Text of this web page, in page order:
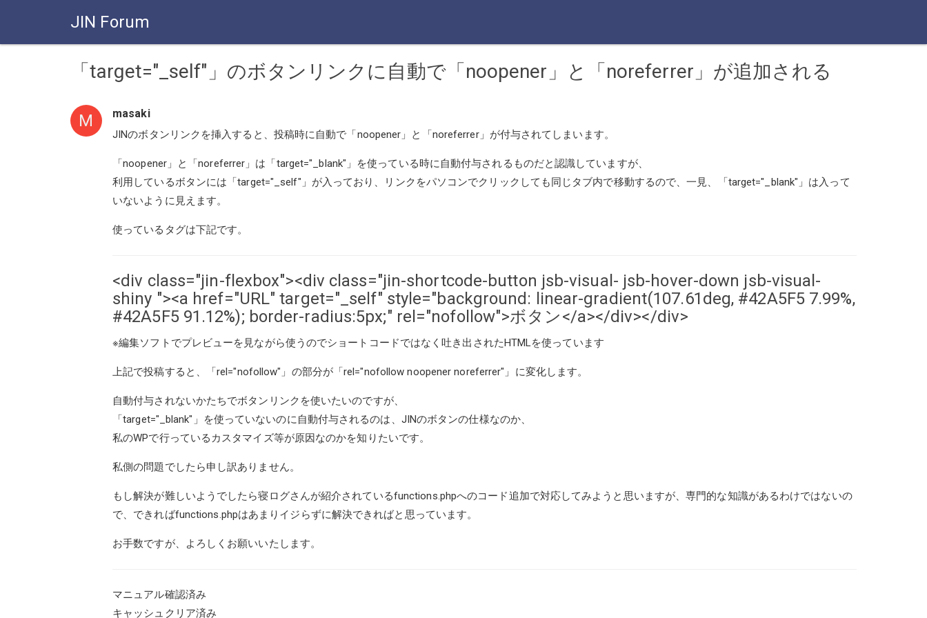
JIN Forum
「target="_self"」のボタンリンクに自動で「noopener」と「noreferrer」が追加される
M masaki
JINのボタンリンクを挿入すると、投稿時に自動で「noopener」と「noreferrer」が付与されてしまいます。
「noopener」と「noreferrer」は「target="_blank"」を使っている時に自動付与されるものだと認識していますが、
利用しているボタンには「target="_self"」が入っており、リンクをパソコンでクリックしても同じタブ内で移動するので、一見、「target="_blank"」は入って
いないように見えます。
使っているタグは下記です。
<div class="jin-flexbox"><div class="jin-shortcode-button jsb-visual- jsb-hover-down jsb-visual-
shiny "><a href="URL" target="_self" style="background: linear-gradient(107.61deg, #42A5F5 7.99%,
#42A5F5 91.12%); border-radius:5px;" rel="nofollow">ボタン</a></div></div>
※編集ソフトでプレビューを見ながら使うのでショートコードではなく吐き出されたHTMLを使っています
上記で投稿すると、「rel="nofollow"」の部分が「rel="nofollow noopener noreferrer"」に変化します。
自動付与されないかたちでボタンリンクを使いたいのですが、
「target="_blank"」を使っていないのに自動付与されるのは、JINのボタンの仕様なのか、
私のWPで行っているカスタマイズ等が原因なのかを知りたいです。
私側の問題でしたら申し訳ありません。
もし解決が難しいようでしたら寝ログさんが紹介されているfunctions.phpへのコード追加で対応してみようと思いますが、専門的な知識があるわけではないの
で、できればfunctions.phpはあまりイジらずに解決できればと思っています。
お手数ですが、よろしくお願いいたします。
マニュアル確認済み
キャッシュクリア済み